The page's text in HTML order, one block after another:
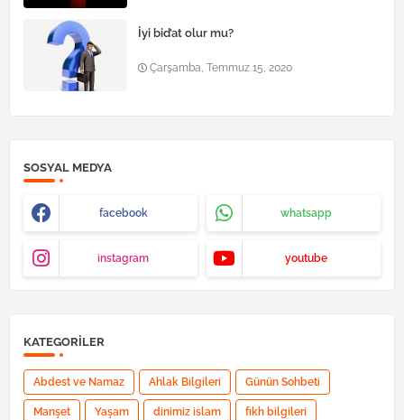
İyi bid’at olur mu?
Çarşamba, Temmuz 15, 2020
SOSYAL MEDYA
facebook whatsapp
instagram youtube
KATEGORILER
Abdest ve Namaz Ahlak Bilgileri Günün Sohbeti
Manşet Yaşam dinimiz islam fıkh bilgileri